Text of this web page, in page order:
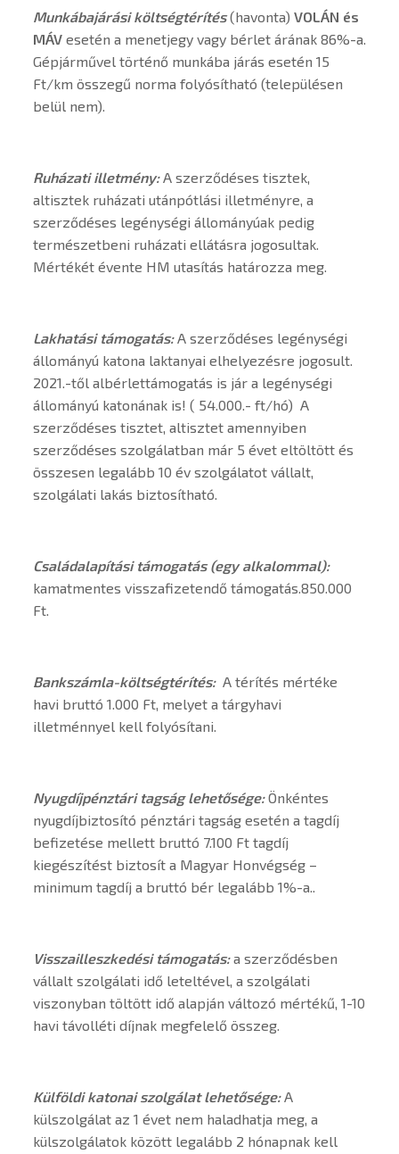
Munkábajárási költségtérítés(havonta) VOLÁN és
MÁV esetén a menetjegy vagy bérlet árának 86%-a.
Gépjárművel történő munkába járás esetén 15
Ft/km összegű norma folyósítható (településen
belül nem).
Ruházati illetmény:A szerződéses tisztek,
altisztek ruházati utánpótlási illetményre, a
szerződéses legénységi állományúak pedig
természetbeni ruházati ellátásra jogosultak.
Mértékét évente HM utasítás határozza meg.
Lakhatási támogatás:A szerződéses legénységi
állományú katona laktanyai elhelyezésre jogosult.
2021.-től albérlettámogatás is jár a legénységi
állományú katonának is! ( 54.000.- ft/hó) A
szerződéses tisztet, altisztet amennyiben
szerződéses szolgálatban már 5 évet eltöltött és
összesen legalább 10 év szolgálatot vállalt,
szolgálati lakás biztosítható.
Családalapítási támogatás (egy alkalommal):
kamatmentes visszafizetendő támogatás.850.000
Ft.
Bankszámla-költségtérítés: A térítés mértéke
havi bruttó 1.000 Ft, melyet a tárgyhavi
illetménnyel kell folyósítani.
Nyugdíjpénztári tagság lehetősége:Önkéntes
nyugdíjbiztosító pénztári tagság esetén a tagdíj
befizetése mellett bruttó 7.100 Ft tagdíj
kiegészítést biztosít a Magyar Honvégség –
minimum tagdíj a bruttó bér legalább 1%-a..
Visszailleszkedési támogatás:a szerződésben
vállalt szolgálati idő leteltével, a szolgálati
viszonyban töltött idő alapján változó mértékű, 1-10
havi távolléti díjnak megfelelő összeg.
Külföldi katonai szolgálat lehetősége:A
külszolgálat az 1 évet nem haladhatja meg, a
külszolgálatok között legalább 2 hónapnak kell